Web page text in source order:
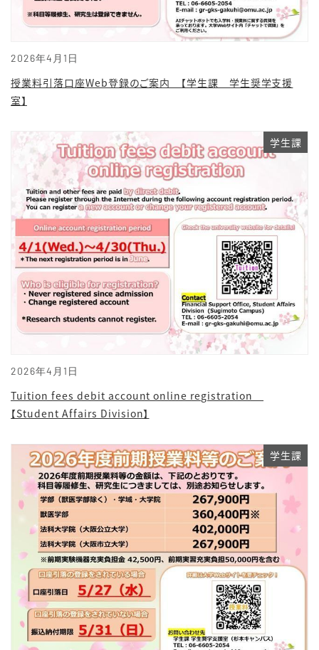
2026年4月1日
授業料引落口座Web登録のご案内 【学生課 学生奨学支援
室】
2026年4月1日
学生課
Tuition fees debit account online registration
【Student Affairs Division】
学生課